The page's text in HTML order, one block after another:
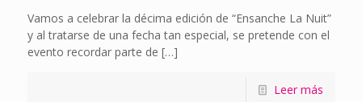
Vamos a celebrar la décima edición de “Ensanche La Nuit”
y al tratarse de una fecha tan especial, se pretende con el
evento recordar parte de […]
Leer más